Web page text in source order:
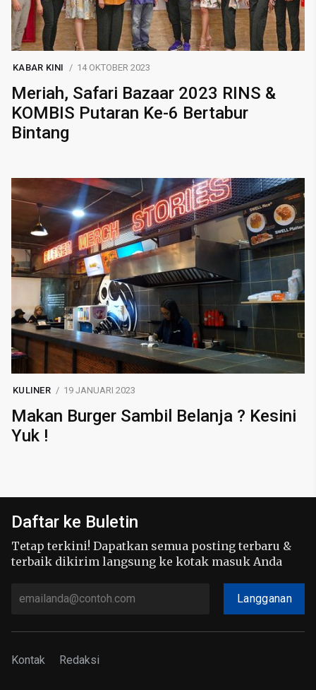
KABAR KINI 14 OKTOBER 2023
Meriah, Safari Bazaar 2023 RINS &
KOMBIS Putaran Ke-6 Bertabur
Bintang
KULINER 19 JANUARI 2023
Makan Burger Sambil Belanja ? Kesini
Yuk !
Daftar ke Buletin
Tetap terkini! Dapatkan semua posting terbaru &
terbaik dikirim langsung ke kotak masuk Anda
Langganan
Kontak Redaksi